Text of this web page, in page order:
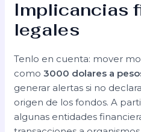
Implicancias
legales
Tenlo en cuenta: mover
como3000 dolares a
generar alertas si no
origen de los fondos. A
algunas entidades